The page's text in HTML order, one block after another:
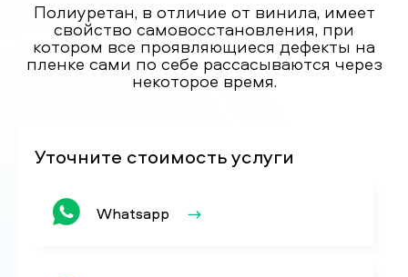
Полиуретан, в отличие от винила, имеет
свойство самовосстановления, при
котором все проявляющиеся дефекты на
пленке сами по себе рассасываются через
некоторое время.
Уточните стоимость услуги
Whatsapp